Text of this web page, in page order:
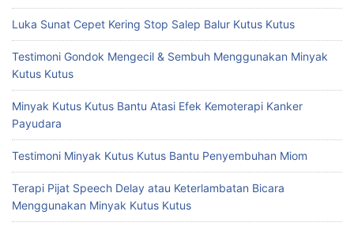
Luka Sunat Cepet Kering Stop Salep Balur Kutus Kutus
Testimoni Gondok Mengecil & Sembuh Menggunakan Minyak
Kutus Kutus
Minyak Kutus Kutus Bantu Atasi Efek Kemoterapi Kanker
Payudara
Testimoni Minyak Kutus Kutus Bantu Penyembuhan Miom
Terapi Pijat Speech Delay atau Keterlambatan Bicara
Menggunakan Minyak Kutus Kutus